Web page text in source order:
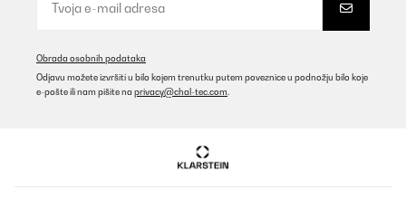
Appareil très simple, robuste, pratique. Je n’ai que des louanges à
faire.
Prevedi
Fonctionne très bien.Seulement 2 chauffage pains c’est un peu
Obrada osobnih podataka
Odjavu možete izvršiti u bilo kojem trenutku putem poveznice u podnožju bilo koje
e-pošte ili nam pišite na privacy@chal-tec.com